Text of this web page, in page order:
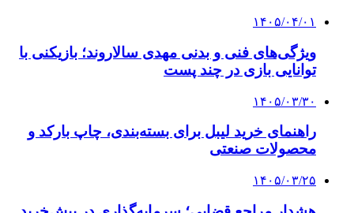
۱۴۰۵/۰۴/۰۱
ویژگی‌های فنی و بدنی مهدی سالاروند؛ بازیکنی با
توانایی بازی در چند پست
۱۴۰۵/۰۳/۳۰
راهنمای خرید لیبل برای بسته‌بندی، چاپ بارکد و
محصولات صنعتی
۱۴۰۵/۰۳/۲۵